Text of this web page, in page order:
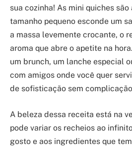
sua cozinha! As mini quiches são
tamanho pequeno esconde um
a massa levemente crocante, o
aroma que abre o apetite na
um brunch, um lanche especial
com amigos onde você quer
de sofisticação sem
A beleza dessa receita está na
pode variar os recheios ao
gosto e aos ingredientes que